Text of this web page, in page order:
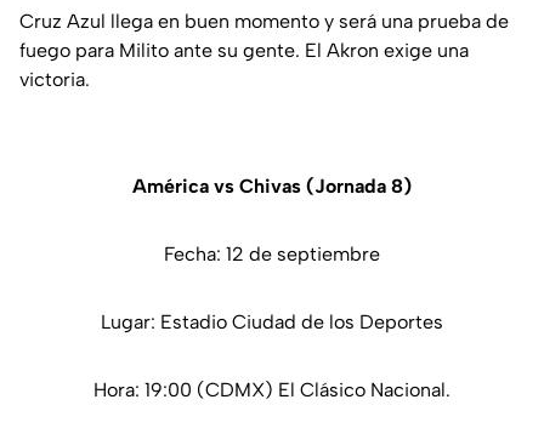
Cruz Azul llega en buen momento y será una prueba de
fuego para Milito ante su gente. El Akron exige una
victoria.
América vs Chivas (Jornada 8)
Fecha: 12 de septiembre
Lugar: Estadio Ciudad de los Deportes
Hora: 19:00 (CDMX) El Clásico Nacional.